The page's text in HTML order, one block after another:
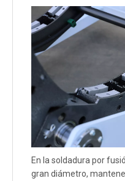
En la soldadura por
gran diámetro,